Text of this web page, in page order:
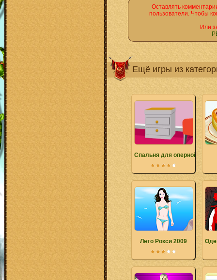
Оставлять
пользователи. Чтобы
Или
Ещё игры из
Спальня для оперной
Лето Рокси 2009